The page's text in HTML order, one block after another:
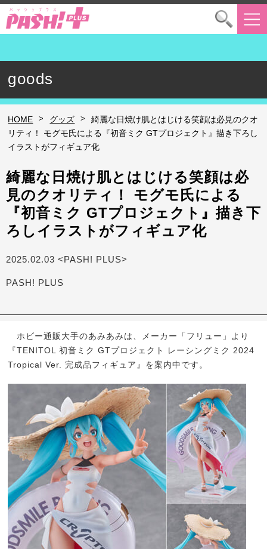
goods
HOME > グッズ >
綺麗な日焼け肌とはじける笑顔は必見のクオ
リティ！ モグモ氏による『初音ミク GTプロジェクト』描き下ろし
イラストがフィギュア化
綺麗な日焼け肌とはじける笑顔は必
見のクオリティ！ モグモ氏による
『初音ミク GTプロジェクト』描き下
ろしイラストがフィギュア化
2025.02.03 <PASH! PLUS>
PASH! PLUS
ホビー通販大手のあみあみは、メーカー「フリュー」より
『TENITOL 初音ミク GTプロジェクト レーシングミク 2024
Tropical Ver. 完成品フィギュア』を案内中です。